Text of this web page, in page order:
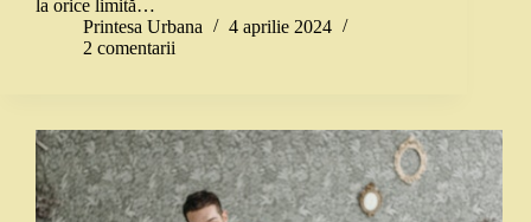
la orice limită…
Printesa Urbana
4 aprilie 2024
2 comentarii